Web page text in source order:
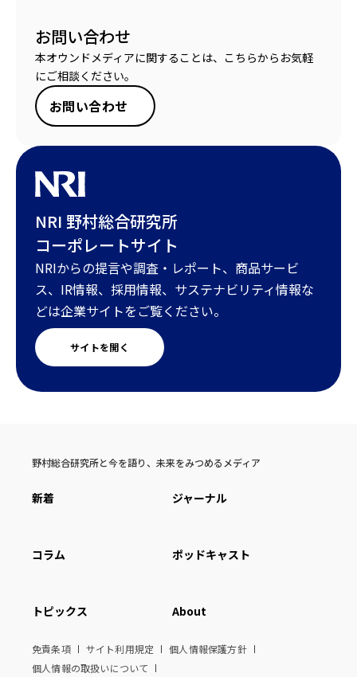
お問い合わせ
本オウンドメディアに関することは、こちらからお気軽
にご相談ください。
お問い合わせ
NRI 野村総合研究所
コーポレートサイト
NRIからの提言や調査・レポート、商品サービ
ス、IR情報、採用情報、サステナビリティ情報な
どは企業サイトをご覧ください。
サイトを開く
野村総合研究所と今を語り、未来をみつめるメディア
新着 ジャーナル
コラム ポッドキャスト
トピックス About
免責条項 サイト利用規定
個人情報保護方針
個人情報の取扱いについて